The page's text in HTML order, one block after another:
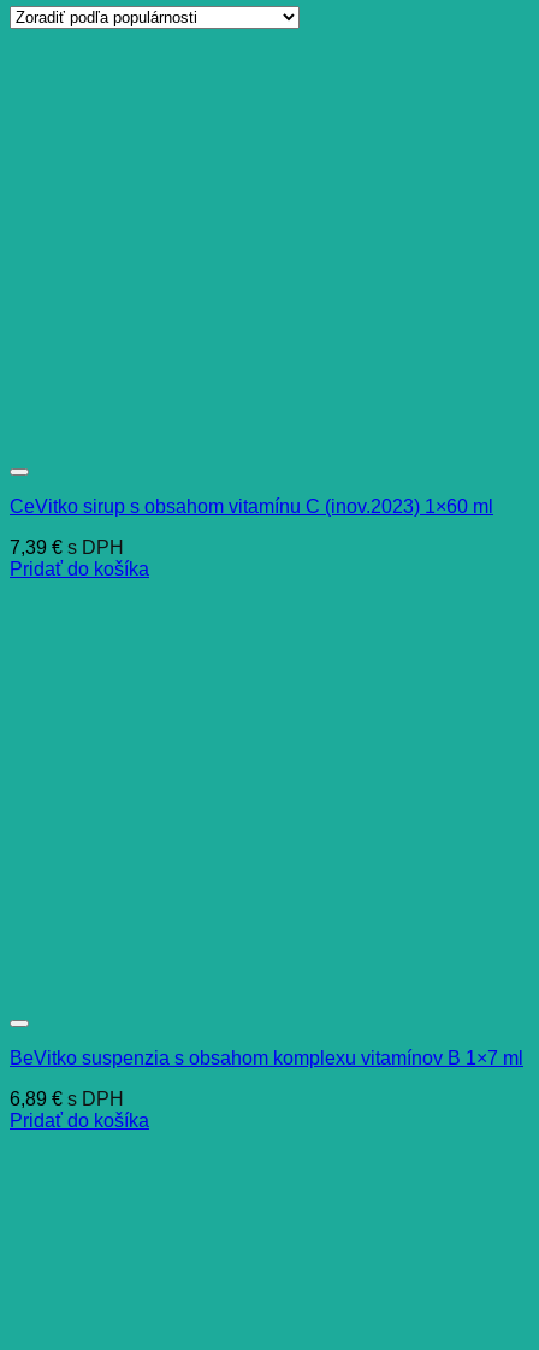
CeVitko sirup s obsahom vitamínu C (inov.2023) 1×60 ml
7,39 € s DPH
Pridať do košíka
BeVitko suspenzia s obsahom komplexu vitamínov B 1×7 ml
6,89 € s DPH
Pridať do košíka